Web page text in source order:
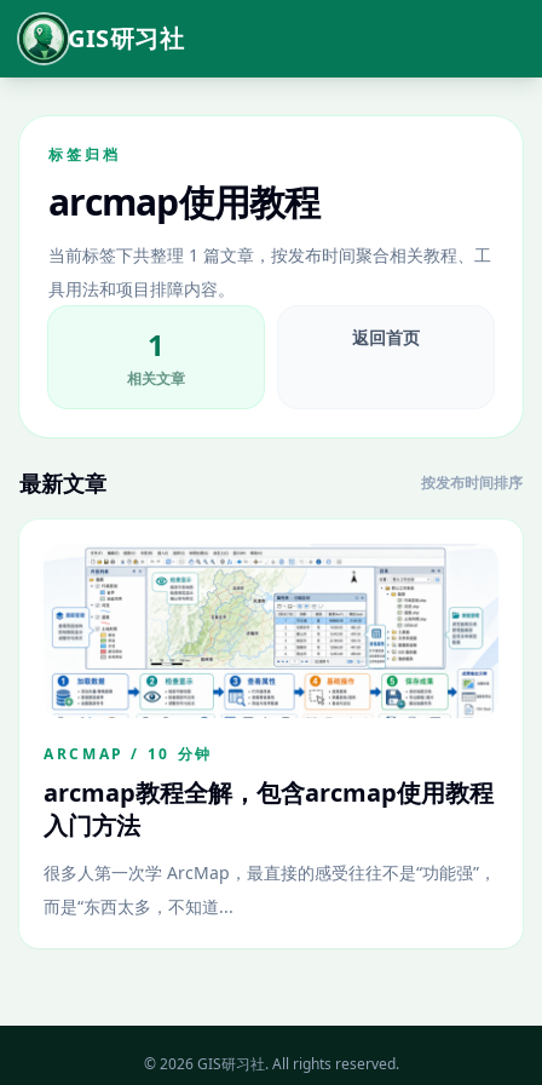
GIS研习社
标签归档
arcmap使用教程
当前标签下共整理 1 篇文章，按发布时间聚合相关教程、工
具用法和项目排障内容。
1
相关文章
返回首页
最新文章 按发布时间排序
ARCMAP / 10 分钟
arcmap教程全解，包含arcmap使用教程
入门方法
很多人第一次学 ArcMap，最直接的感受往往不是“功能强”，
而是“东西太多，不知道...
© 2026 GIS研习社. All rights reserved.